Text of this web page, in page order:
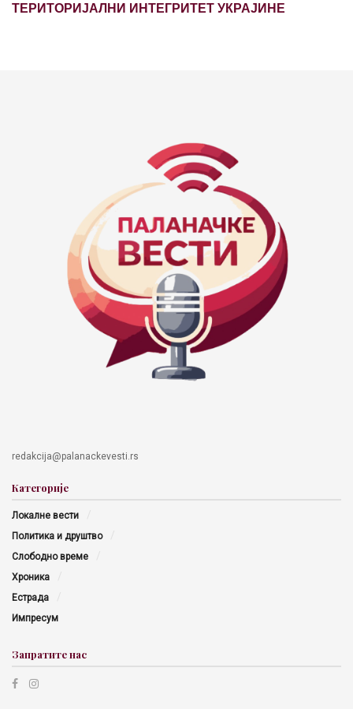
ТЕРИТОРИЈАЛНИ ИНТЕГРИТЕТ УКРАЈИНЕ
redakcija@palanackevesti.rs
Категорије
Локалне вести
Политика и друштво
Слободно време
Хроника
Естрада
Импресум
Запратите нас